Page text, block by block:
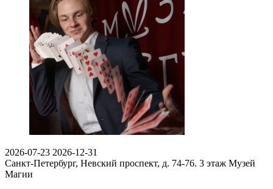
2026-07-23 2026-12-31
Санкт-Петербург, Невский проспект, д. 74-76. 3 этаж Музей
Магии